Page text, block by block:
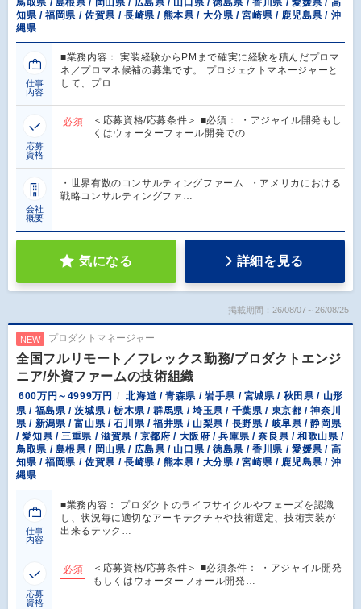
知県 / 福岡県 / 佐賀県 / 長崎県 / 熊本県 / 大分県 / 宮崎県 / 鹿児島県 / 沖
縄県
仕事
内容
■業務内容： 実装経験からPMまで確実に経験を積んだプロマ
ネ／プロマネ候補の募集です。 プロジェクトマネージャーと
して、プロ…
応募
資格
必須
＜応募資格/応募条件＞ ■必須： ・アジャイル開発もし
くはウォーターフォール開発での…
会社
概要
・世界有数のコンサルティングファーム ・アメリカにおける
戦略コンサルティングファ…
気になる 詳細を見る
掲載期間：26/08/07～26/08/25
NEW プロダクトマネージャー
全国フルリモート／フレックス勤務/プロダクトエンジ
ニア/外資ファームの技術組織
600万円～4999万円
北海道 / 青森県 / 岩手県 / 宮城県 / 秋田県 / 山形
県 / 福島県 / 茨城県 / 栃木県 / 群馬県 / 埼玉県 / 千葉県 / 東京都 / 神奈川
県 / 新潟県 / 富山県 / 石川県 / 福井県 / 山梨県 / 長野県 / 岐阜県 / 静岡県
/ 愛知県 / 三重県 / 滋賀県 / 京都府 / 大阪府 / 兵庫県 / 奈良県 / 和歌山県 /
鳥取県 / 島根県 / 岡山県 / 広島県 / 山口県 / 徳島県 / 香川県 / 愛媛県 / 高
知県 / 福岡県 / 佐賀県 / 長崎県 / 熊本県 / 大分県 / 宮崎県 / 鹿児島県 / 沖
縄県
仕事
内容
■業務内容： プロダクトのライフサイクルやフェーズを認識
し、状況毎に適切なアーキテクチャや技術選定、技術実装が
出来るテック…
応募
資格
必須
＜応募資格/応募条件＞ ■必須条件： ・アジャイル開発
もしくはウォーターフォール開発…